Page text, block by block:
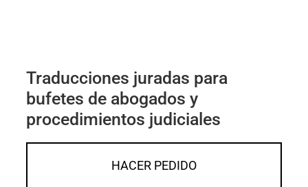
Traducciones juradas para
bufetes de abogados y
procedimientos judiciales
HACER PEDIDO